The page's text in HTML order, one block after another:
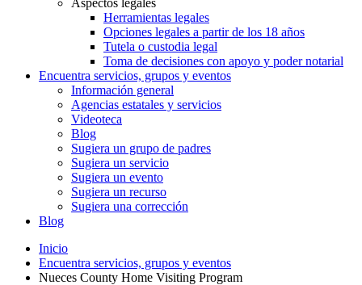
Herramientas legales
Opciones legales a partir de los 18 años
Tutela o custodia legal
Toma de decisiones con apoyo y poder notarial
Encuentra servicios, grupos y eventos
Información general
Agencias estatales y servicios
Videoteca
Blog
Sugiera un grupo de padres
Sugiera un servicio
Sugiera un evento
Sugiera un recurso
Sugiera una corrección
Blog
Inicio
Encuentra servicios, grupos y eventos
Nueces County Home Visiting Program